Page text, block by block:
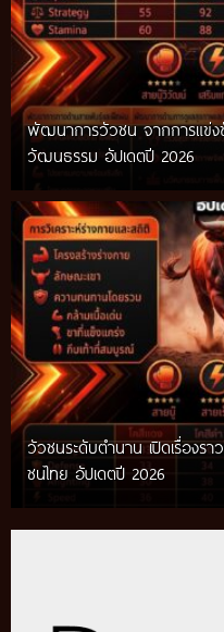
พัฒนาการวัวชน จากการแข่
วัฒนธรรม อัปเดตปี 2026
วัวชนระดับตำนาน เปิดเรื่องรา
ชนไทย อัปเดตปี 2026